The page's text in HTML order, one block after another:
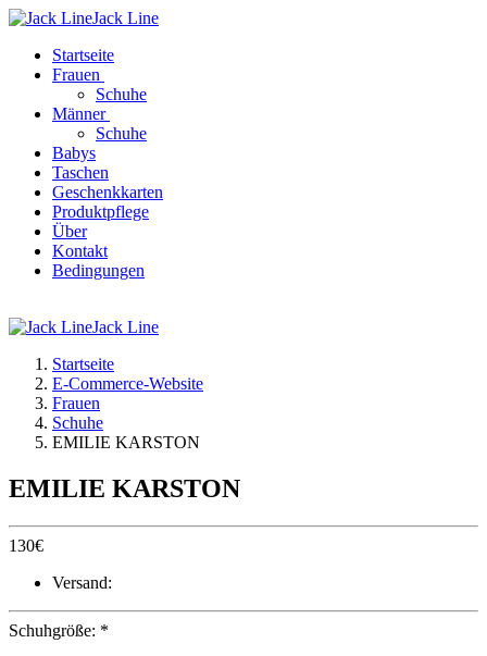
Jack Line
Startseite
Frauen
Schuhe
Männer
Schuhe
Babys
Taschen
Geschenkkarten
Produktpflege
Über
Kontakt
Bedingungen
Jack Line
Startseite
E-Commerce-Website
Frauen
Schuhe
EMILIE KARSTON
EMILIE KARSTON
130€
Versand:
Schuhgröße: *